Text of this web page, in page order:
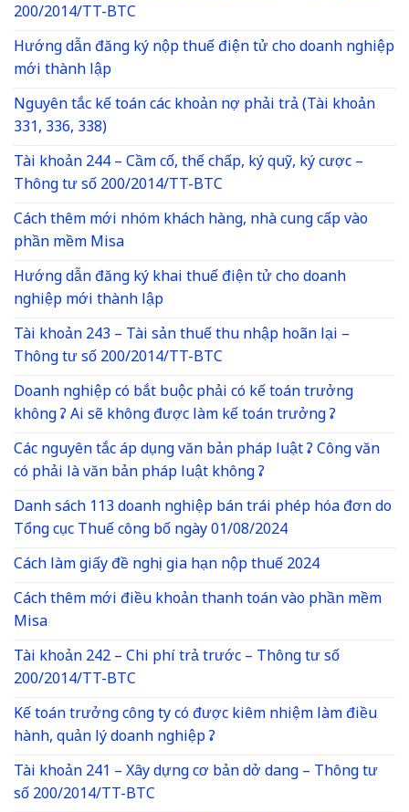
200/2014/TT-BTC
Hướng dẫn đăng ký nộp thuế điện tử cho doanh nghiệp
mới thành lập
Nguyên tắc kế toán các khoản nợ phải trả (Tài khoản
331, 336, 338)
Tài khoản 244 – Cầm cố, thế chấp, ký quỹ, ký cược –
Thông tư số 200/2014/TT-BTC
Cách thêm mới nhóm khách hàng, nhà cung cấp vào
phần mềm Misa
Hướng dẫn đăng ký khai thuế điện tử cho doanh
nghiệp mới thành lập
Tài khoản 243 – Tài sản thuế thu nhập hoãn lại –
Thông tư số 200/2014/TT-BTC
Doanh nghiệp có bắt buộc phải có kế toán trưởng
không ? Ai sẽ không được làm kế toán trưởng ?
Các nguyên tắc áp dụng văn bản pháp luật ? Công văn
có phải là văn bản pháp luật không ?
Danh sách 113 doanh nghiệp bán trái phép hóa đơn do
Tổng cục Thuế công bố ngày 01/08/2024
Cách làm giấy đề nghị gia hạn nộp thuế 2024
Cách thêm mới điều khoản thanh toán vào phần mềm
Misa
Tài khoản 242 – Chi phí trả trước – Thông tư số
200/2014/TT-BTC
Kế toán trưởng công ty có được kiêm nhiệm làm điều
hành, quản lý doanh nghiệp ?
Tài khoản 241 – Xây dựng cơ bản dở dang – Thông tư
số 200/2014/TT-BTC